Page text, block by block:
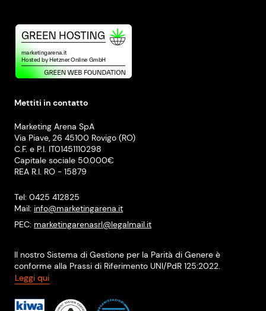
Mettiti in contatto
Marketing Arena SpA
Via Piave, 26 45100 Rovigo (RO)
C.F. e P.I. IT01451110298
Capitale sociale 50.000€
REA R.I. RO - 15879
Tel: 0425 412825
Mail: info@marketingarena.it
PEC: marketingarenasrl@legalmail.it
Il nostro Sistema di Gestione per la Parità di Genere è
conforme alla Prassi di Riferimento UNI/PdR 125:2022.
Leggi qui